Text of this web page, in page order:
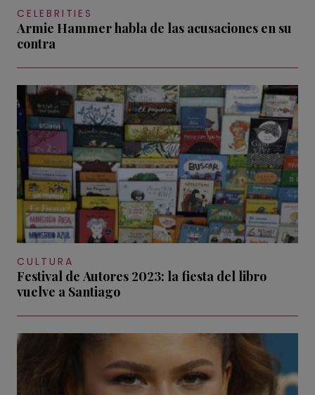
CELEBRITIES
Armie Hammer habla de las acusaciones en su
contra
CULTURA
Festival de Autores 2023: la fiesta del libro
vuelve a Santiago